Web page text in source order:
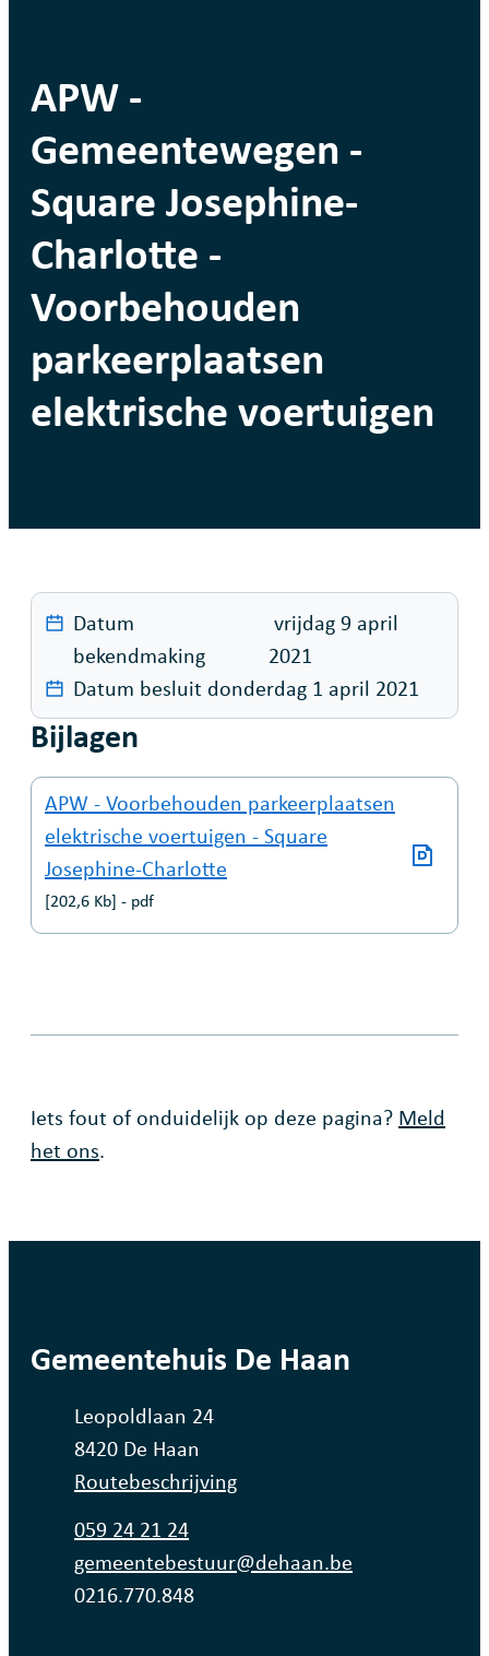
APW -
Gemeentewegen -
Square Josephine-
Charlotte -
Voorbehouden
parkeerplaatsen
elektrische voertuigen
Datum
bekendmaking
vrijdag 9 april
2021
Datum besluit donderdag 1 april 2021
Bijlagen
APW - Voorbehouden parkeerplaatsen
elektrische voertuigen - Square
Josephine-Charlotte
202,6 Kb pdf
Fout op deze pagina
Iets fout of onduidelijk op deze pagina? Meld
het ons.
contact
Gemeentehuis De Haan
AdresLeopoldlaan 24
,8420 De Haan
Routebeschrijving
059 24 21 24
E-mailgemeentebestuur@dehaan.be
Ondernemingsnummer
0216.770.848